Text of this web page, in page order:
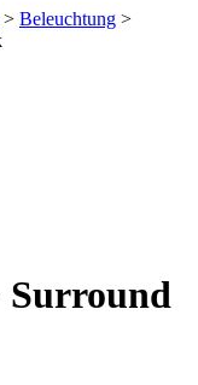
> Beleuchtung >
Surround